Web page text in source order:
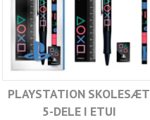
PLAYSTATION SKOLESÆT
5-DELE I ETUI